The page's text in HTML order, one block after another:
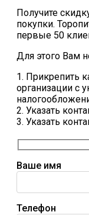
Получите
покупки.
первые 50
Для этого Вам
1. Прикрепить
организации с
2. Указать
3. Указать
Ваше имя
Телефон